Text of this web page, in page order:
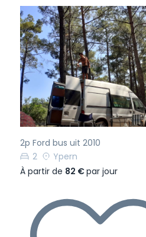
Précédent
2p Ford bus uit 2010
2
Ypern
À partir de 82 €par jour